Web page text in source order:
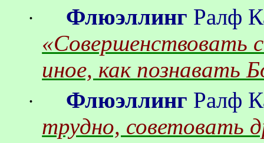
· Флюэллинг Ралф
«Совершенствовать
иное, как познавать
· Флюэллинг Ралф
трудно, советовать